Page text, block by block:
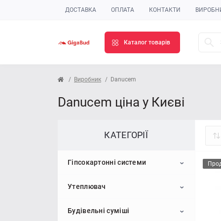
ДОСТАВКА ОПЛАТА КОНТАКТИ
Каталог товарів
Виробник Danucem
Danucem ціна у Києві
КАТЕГОРІЇ
Гіпсокартонні системи
Гіпсокартон
Стельовий гіпсокартон
Профіль для гіпсокартону
Утеплювач
Пінопласт
Будівельні суміші